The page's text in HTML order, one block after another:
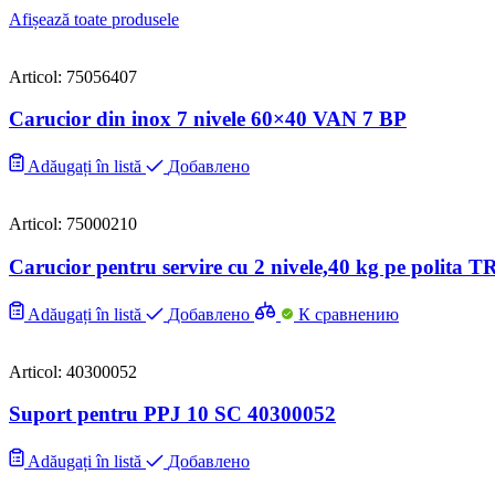
Afișează toate produsele
Articol: 75056407
Carucior din inox 7 nivele 60×40 VAN 7 BP
Adăugați în listă Добавлено
Articol: 75000210
Carucior pentru servire cu 2 nivele,40 kg pe polita
Adăugați în listă Добавлено К сравнению
Articol: 40300052
Suport pentru PPJ 10 SC 40300052
Adăugați în listă Добавлено